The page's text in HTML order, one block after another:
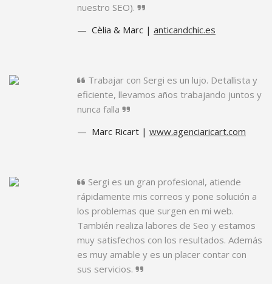
nuestro SEO).
Cèlia & Marc | anticandchic.es
Trabajar con Sergi es un lujo. Detallista y
eficiente, llevamos años trabajando juntos y
nunca falla
Marc Ricart | www.agenciaricart.com
Sergi es un gran profesional, atiende
rápidamente mis correos y pone solución a
los problemas que surgen en mi web.
También realiza labores de Seo y estamos
muy satisfechos con los resultados. Además
es muy amable y es un placer contar con
sus servicios.